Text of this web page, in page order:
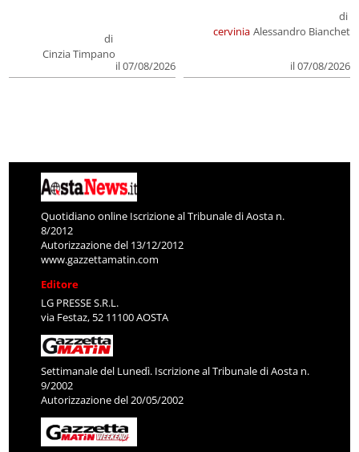
di
Cinzia Timpano
il 07/08/2026
cervinia
di
Alessandro Bianchet
il 07/08/2026
Quotidiano online Iscrizione al Tribunale di Aosta n.
8/2012
Autorizzazione del 13/12/2012
www.gazzettamatin.com
Editore
LG PRESSE S.R.L.
via Festaz, 52 11100 AOSTA
Settimanale del Lunedì. Iscrizione al Tribunale di Aosta n.
9/2002
Autorizzazione del 20/05/2002